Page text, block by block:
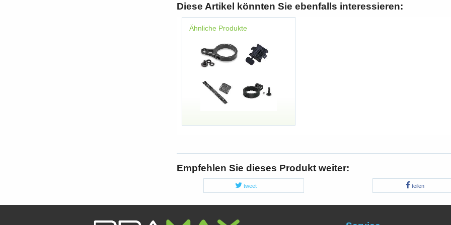
Diese Artikel könnten Sie ebenfalls interessieren:
Ähnliche Produkte
Empfehlen Sie dieses Produkt weiter:
tweet teilen